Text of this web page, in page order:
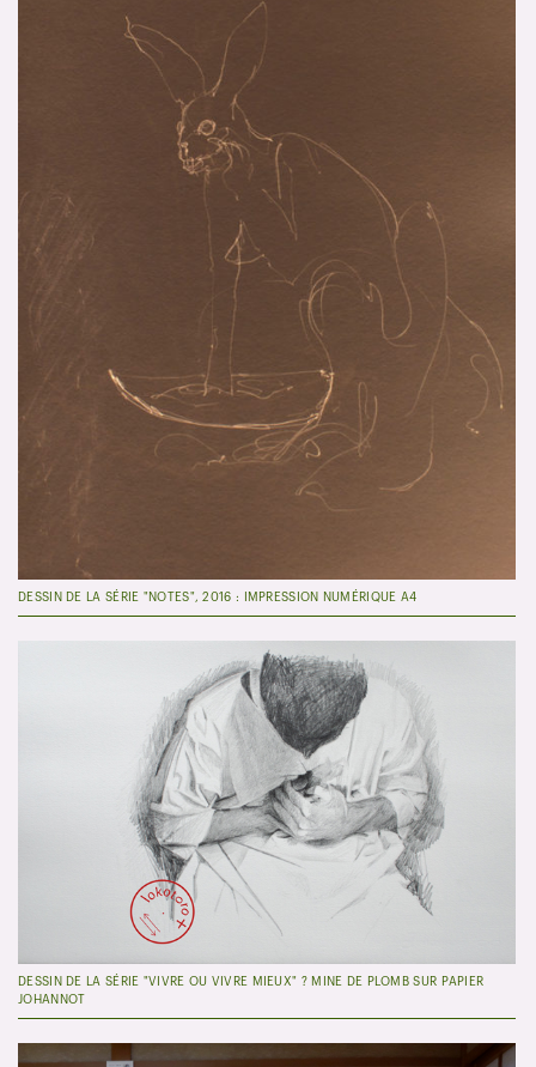
DESSIN DE LA SÉRIE "NOTES", 2016 : IMPRESSION NUMÉRIQUE A4
DESSIN DE LA SÉRIE "VIVRE OU VIVRE MIEUX" ? MINE DE PLOMB SUR PAPIER
JOHANNOT